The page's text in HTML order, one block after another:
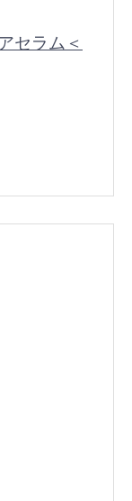
セラム＜